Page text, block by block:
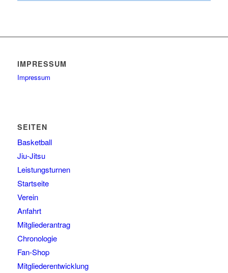
IMPRESSUM
Impressum
SEITEN
Basketball
Jiu-Jitsu
Leistungsturnen
Startseite
Verein
Anfahrt
Mitgliederantrag
Chronologie
Fan-Shop
Mitgliederentwicklung